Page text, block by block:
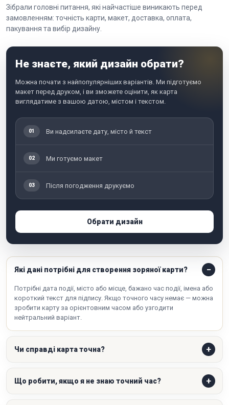
Зібрали головні питання, які найчастіше виникають перед
замовленням: точність карти, макет, доставка, оплата,
пакування та вибір дизайну.
Не знаєте, який дизайн обрати?
Можна почати з найпопулярніших варіантів. Ми підготуємо
макет перед друком, і ви зможете оцінити, як карта
виглядатиме з вашою датою, містом і текстом.
01 Ви надсилаєте дату, місто й текст
02 Ми готуємо макет
03 Після погодження друкуємо
Обрати дизайн
Які дані потрібні для створення зоряної карти?
Потрібні дата події, місто або місце, бажано час події, імена або
короткий текст для підпису. Якщо точного часу немає — можна
зробити карту за орієнтовним часом або узгодити
нейтральний варіант.
Чи справді карта точна?
Що робити, якщо я не знаю точний час?